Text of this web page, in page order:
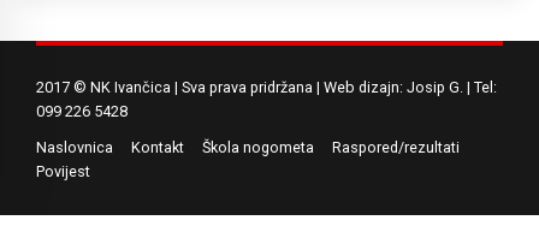
2017 © NK Ivančica | Sva prava pridržana | Web dizajn: Josip G. | Tel:
099 226 5428
Naslovnica Kontakt Škola nogometa
Raspored/rezultati
Povijest